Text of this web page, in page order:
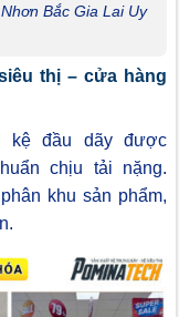
Bắc Gia Lai Uy
thị – cửa hàng
kệ đầu dãy được
chịu tải nặng.
khu sản phẩm,